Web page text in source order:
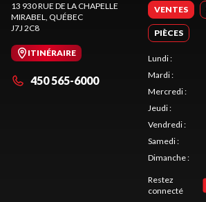
13 930 RUE DE LA CHAPELLE
MIRABEL, QUÉBEC
J7J 2C8
ITINÉRAIRE
450 565-6000
VENTES
PIÈCES
Lundi:
Mardi:
Mercredi:
Jeudi:
Vendredi:
Samedi:
Dimanche:
Restez
connecté